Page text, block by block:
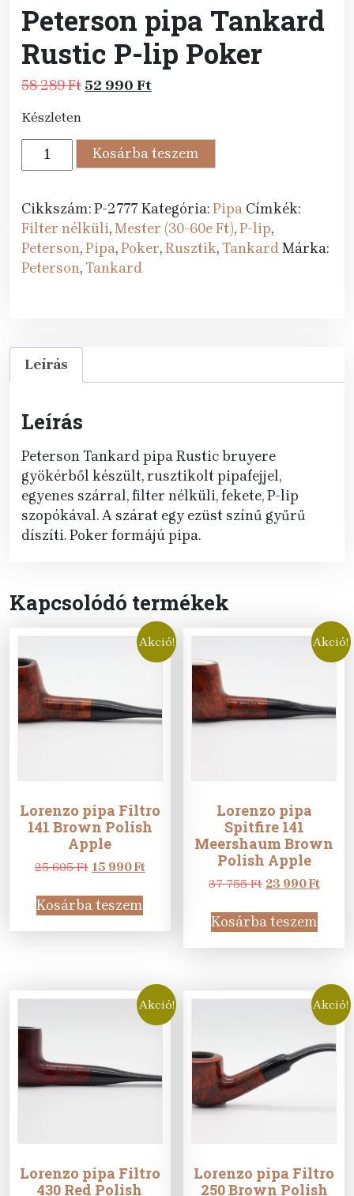
Peterson pipa Tankard
Rustic P-lip Poker
58 289Ft Original
58
289 Ft.
52 990 FtCurrent
52
990 Ft.
Készleten
Peterson
pipa
Rustic
P-
lip
Poker
Kosárba teszem
Cikkszám:P-2777 Kategória:Pipa Címkék:
Filter nélküli,Mester (30-60e Ft),P-lip,
Peterson,Pipa,Poker,Rusztik,TankardMárka:
Peterson,Tankard
Leírás
Leírás
Peterson Tankard pipa Rustic bruyere
gyökérből készült, rusztikolt pipafejjel,
egyenes szárral, filter nélküli, fekete, P-lip
szopókával. A szárat egy ezüst színű gyűrű
díszíti. Poker formájú pipa.
Kapcsolódó termékek
Akció!
Lorenzo pipa Filtro
141 Brown Polish
Apple
25 605Ft Original
was:
25
605 Ft.
15 990FtCurrent
990 Ft.
Kosárba teszem
Akció!
Lorenzo pipa
Spitfire 141
Meershaum Brown
Polish Apple
37 755Ft Original
was:
37
755 Ft.
23 990Ft
990
Kosárba teszem
Akció!
Lorenzo pipa Filtro
430 Red Polish
Akció!
Lorenzo pipa Filtro
250 Brown Polish